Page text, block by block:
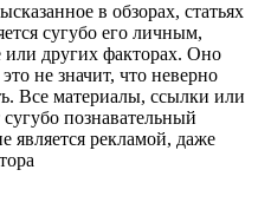
в обзорах, статьях
сугубо его личным,
других факторах. Оно
не значит, что неверно
Все материалы, ссылки или
познавательный
является рекламой, даже